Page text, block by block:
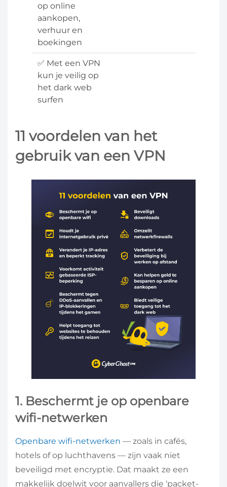
op online
aankopen,
verhuur en
boekingen
✅ Met een VPN
kun je veilig op
het dark web
surfen
11 voordelen van het
gebruik van een VPN
1. Beschermt je op openbare
wifi-netwerken
Openbare wifi-netwerken — zoals in cafés,
hotels of op luchthavens — zijn vaak niet
beveiligd met encryptie. Dat maakt ze een
makkelijk doelwit voor aanvallers die ‘packet-